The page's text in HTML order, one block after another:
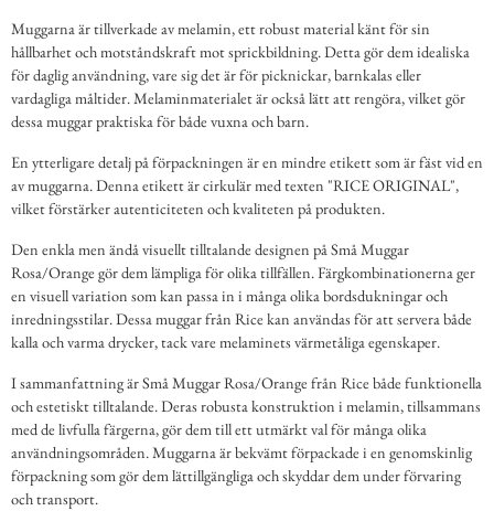
Muggarna är tillverkade av melamin, ett robust material känt för sin
hållbarhet och motståndskraft mot sprickbildning. Detta gör dem idealiska
för daglig användning, vare sig det är för picknickar, barnkalas eller
vardagliga måltider. Melaminmaterialet är också lätt att rengöra, vilket gör
dessa muggar praktiska för både vuxna och barn.
En ytterligare detalj på förpackningen är en mindre etikett som är fäst vid en
av muggarna. Denna etikett är cirkulär med texten "RICE ORIGINAL",
vilket förstärker autenticiteten och kvaliteten på produkten.
Den enkla men ändå visuellt tilltalande designen på Små Muggar
Rosa/Orange gör dem lämpliga för olika tillfällen. Färgkombinationerna ger
en visuell variation som kan passa in i många olika bordsdukningar och
inredningsstilar. Dessa muggar från Rice kan användas för att servera både
kalla och varma drycker, tack vare melaminets värmetåliga egenskaper.
I sammanfattning är Små Muggar Rosa/Orange från Rice både funktionella
och estetiskt tilltalande. Deras robusta konstruktion i melamin, tillsammans
med de livfulla färgerna, gör dem till ett utmärkt val för många olika
användningsområden. Muggarna är bekvämt förpackade i en genomskinlig
förpackning som gör dem lättillgängliga och skyddar dem under förvaring
och transport.